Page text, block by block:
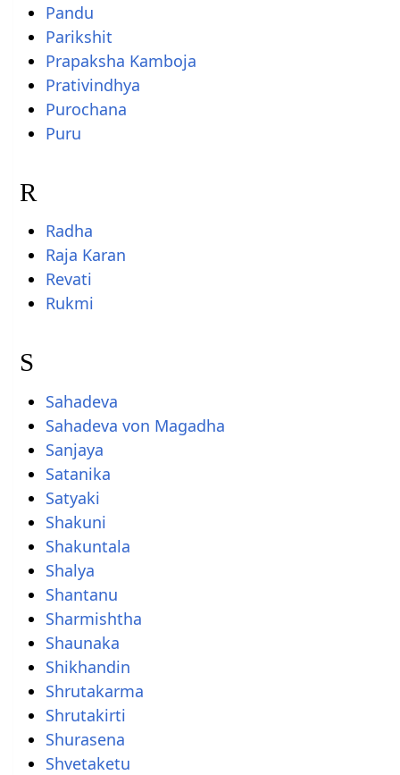
Pandu
Parikshit
Prapaksha Kamboja
Prativindhya
Purochana
Puru
R
Radha
Raja Karan
Revati
Rukmi
S
Sahadeva
Sahadeva von Magadha
Sanjaya
Satanika
Satyaki
Shakuni
Shakuntala
Shalya
Shantanu
Sharmishtha
Shaunaka
Shikhandin
Shrutakarma
Shrutakirti
Shurasena
Shvetaketu